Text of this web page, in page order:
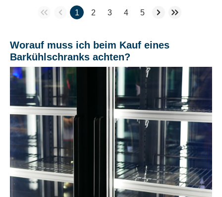
1 2 3 4 5
Worauf muss ich beim Kauf eines
Barkühlschranks achten?